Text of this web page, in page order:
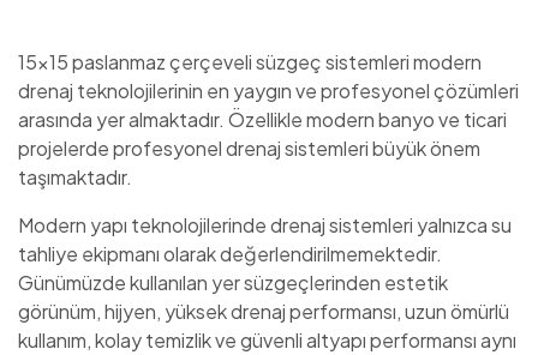
15×15 paslanmaz çerçeveli süzgeç sistemleri modern
drenaj teknolojilerinin en yaygın ve profesyonel çözümleri
arasında yer almaktadır. Özellikle modern banyo ve ticari
projelerde profesyonel drenaj sistemleri büyük önem
taşımaktadır.
Modern yapı teknolojilerinde drenaj sistemleri yalnızca su
tahliye ekipmanı olarak değerlendirilmemektedir.
Günümüzde kullanılan yer süzgeçlerinden estetik
görünüm, hijyen, yüksek drenaj performansı, uzun ömürlü
kullanım, kolay temizlik ve güvenli altyapı performansı aynı